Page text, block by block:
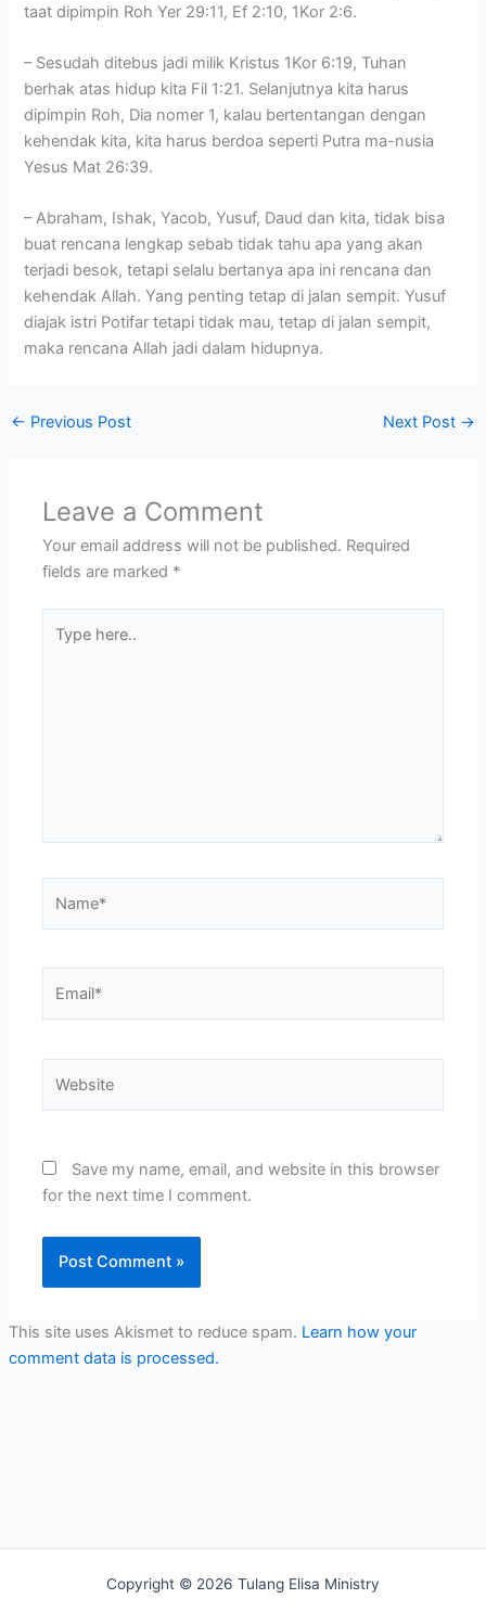
taat dipimpin Roh Yer 29:11, Ef 2:10, 1Kor 2:6.
– Sesudah ditebus jadi milik Kristus 1Kor 6:19, Tuhan
berhak atas hidup kita Fil 1:21. Selanjutnya kita harus
dipimpin Roh, Dia nomer 1, kalau bertentangan dengan
kehendak kita, kita harus berdoa seperti Putra ma-nusia
Yesus Mat 26:39.
– Abraham, Ishak, Yacob, Yusuf, Daud dan kita, tidak bisa
buat rencana lengkap sebab tidak tahu apa yang akan
terjadi besok, tetapi selalu bertanya apa ini rencana dan
kehendak Allah. Yang penting tetap di jalan sempit. Yusuf
diajak istri Potifar tetapi tidak mau, tetap di jalan sempit,
maka rencana Allah jadi dalam hidupnya.
← Previous Post Next Post →
Leave a Comment
Your email address will not be published. Required
fields are marked *
here..
Save my name, email, and website in this browser
for the next time I comment.
This site uses Akismet to reduce spam. Learn how your
comment data is processed.
Copyright © 2026 Tulang Elisa Ministry